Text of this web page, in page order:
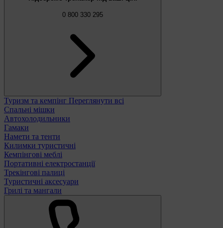
0 800 330 295
Туризм та кемпінг Переглянути всі
Спальні мішки
Автохолодильники
Гамаки
Намети та тенти
Килимки туристичні
Кемпінгові меблі
Портативні електростанції
Трекінгові палиці
Туристичні аксесуари
Грилі та мангали